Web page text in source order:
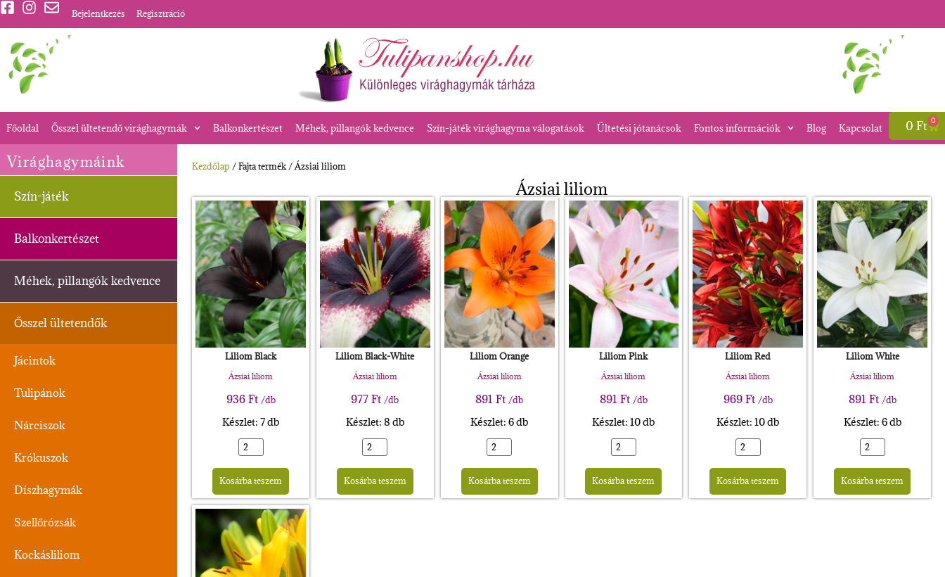
Bejelentkezés Regisztráció
Főoldal Ősszel ültetendő virághagymák Balkonkertészet Méhek, pillangók kedvence Szín-játék virághagyma válogatások Ültetési jótanácsok Fontos információk Blog Kapcsolat 0Ft 0
Virághagymáink
Szín-játék
Balkonkertészet
Méhek, pillangók kedvence
Ősszel ültetendők
Jácintok
Tulipánok
Nárciszok
Krókuszok
Díszhagymák
Szellőrózsák
Kockásliliom
Kezdőlap / Fajta termék / Ázsiai liliom
Ázsiai liliom
Liliom Black
Ázsiai liliom
936Ft /db
Készlet: 7 db
Kosárba teszem
Alternative:
Liliom Black-White
Ázsiai liliom
977Ft /db
Készlet: 8 db
Kosárba teszem
Alternative:
Liliom Orange
Ázsiai liliom
891Ft /db
Készlet: 6 db
Kosárba teszem
Alternative:
Liliom Pink
Ázsiai liliom
891 Ft /db
Készlet: 10 db
Kosárba teszem
Alternative:
Liliom Red
Ázsiai liliom
969Ft /db
Készlet: 10 db
Kosárba teszem
Alternative:
Liliom White
Ázsiai liliom
891 Ft /db
Készlet: 6 db
Kosárba teszem